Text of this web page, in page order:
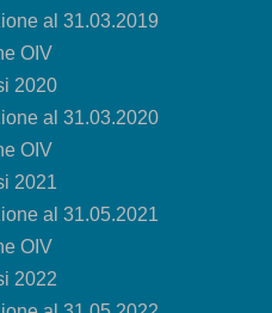
al 31.03.2019
OIV
2020
al 31.03.2020
OIV
2021
al 31.05.2021
OIV
2022